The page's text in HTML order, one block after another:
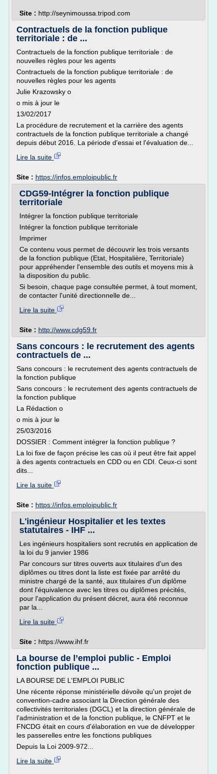
Site : http://seynimoussa.tripod.com
Contractuels de la fonction publique
territoriale : de ...
Contractuels de la fonction publique territoriale : de
nouvelles règles pour les agents
Contractuels de la fonction publique territoriale : de
nouvelles règles pour les agents
Julie Krazowsky o
o mis à jour le
13/02/2017
La procédure de recrutement et la carrière des agents
contractuels de la fonction publique territoriale a changé
depuis début 2016. La période d'essai et l'évaluation de...
Lire la suite
Site : https://infos.emploipublic.fr
CDG59-Intégrer la fonction publique
territoriale
Intégrer la fonction publique territoriale
Intégrer la fonction publique territoriale
Imprimer
Ce contenu vous permet de découvrir les trois versants
de la fonction publique (Etat, Hospitalière, Territoriale)
pour appréhender l'ensemble des outils et moyens mis à
la disposition du public.
Si besoin, chaque page consultée permet, à tout moment,
de contacter l'unité directionnelle de...
Lire la suite
Site : http://www.cdg59.fr
Sans concours : le recrutement des agents
contractuels de ...
Sans concours : le recrutement des agents contractuels de
la fonction publique
Sans concours : le recrutement des agents contractuels de
la fonction publique
La Rédaction o
o mis à jour le
25/03/2016
DOSSIER : Comment intégrer la fonction publique ?
La loi fixe de façon précise les cas où il peut être fait appel
à des agents contractuels en CDD ou en CDI. Ceux-ci sont
dits...
Lire la suite
Site : https://infos.emploipublic.fr
L'ingénieur Hospitalier et les textes
statutaires - IHF ...
Les ingénieurs hospitaliers sont recrutés en application de
la loi du 9 janvier 1986
Par concours sur titres ouverts aux titulaires d'un des
diplômes ou titres dont la liste est fixée par arrêté du
ministre chargé de la santé, aux titulaires d'un diplôme
dont l'équivalence avec les titres ou diplômes précités,
pour l'application du présent décret, aura été reconnue
par la...
Lire la suite
Site : https://www.ihf.fr
La bourse de l’emploi public - Emploi
fonction publique ...
LA BOURSE DE L'EMPLOI PUBLIC
Une récente réponse ministérielle dévoile qu'un projet de
convention-cadre associant la Direction générale des
collectivités territoriales (DGCL) et la direction générale de
l'administration et de la fonction publique, le CNFPT et le
FNCDG était en cours d'élaboration en vue de développer
les passerelles entre les fonctions publiques
Depuis la Loi 2009-972...
Lire la suite